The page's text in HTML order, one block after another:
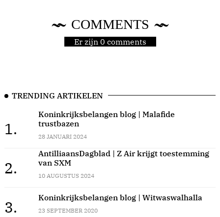
COMMENTS
Er zijn 0 comments
TRENDING ARTIKELEN
1.
Koninkrijksbelangen blog | Malafide
trustbazen
28 JANUARI 2024
2.
AntilliaansDagblad | Z Air krijgt toestemming
van SXM
10 AUGUSTUS 2024
3.
Koninkrijksbelangen blog | Witwaswalhalla
23 SEPTEMBER 2020